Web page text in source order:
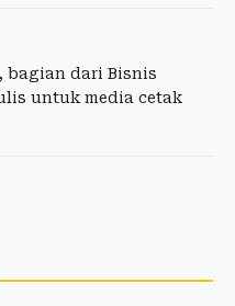
bagian dari Bisnis
untuk media cetak